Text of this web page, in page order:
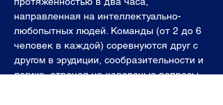
направленная на интеллектуально-
любопытных людей. Команды (от 2 до 6
человек в каждой) соревнуются друг с
другом в эрудиции, сообразительности и
логике, отвечая на каверзные вопросы.